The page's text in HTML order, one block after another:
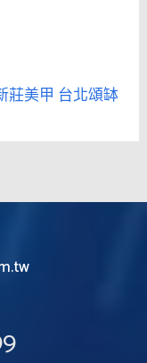
莊美甲 台北頌缽